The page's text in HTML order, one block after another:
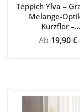
Teppich Ylva –
Melange-
Kurzflor –
strapazierfähig &
für Schlafzimmer
Regulärer
Ab 19,90 €